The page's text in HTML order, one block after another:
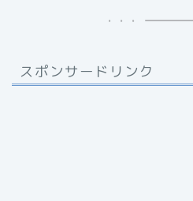
スポンサードリンク